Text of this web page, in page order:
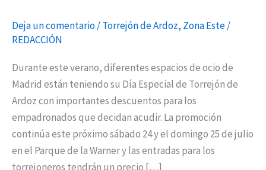
Deja un comentario/Torrejón de Ardoz, Zona Este/
REDACCIÓN
Durante este verano, diferentes espacios de ocio de
Madrid están teniendo su Día Especial de Torrejón de
Ardoz con importantes descuentos para los
empadronados que decidan acudir. La promoción
continúa este próximo sábado 24 y el domingo 25 de julio
en el Parque de la Warner y las entradas para los
torrejoneros tendrán un precio […]